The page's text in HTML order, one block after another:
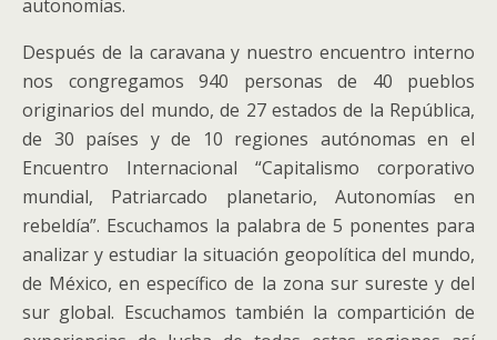
autonomías.
Después de la caravana y nuestro encuentro interno
nos congregamos 940 personas de 40 pueblos
originarios del mundo, de 27 estados de la República,
de 30 países y de 10 regiones autónomas en el
Encuentro Internacional “Capitalismo corporativo
mundial, Patriarcado planetario, Autonomías en
rebeldía”. Escuchamos la palabra de 5 ponentes para
analizar y estudiar la situación geopolítica del mundo,
de México, en específico de la zona sur sureste y del
sur global. Escuchamos también la compartición de